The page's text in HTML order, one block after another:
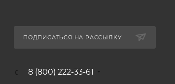
ПОДПИСАТЬСЯ НА РАССЫЛКУ
8 (800) 222-33-61